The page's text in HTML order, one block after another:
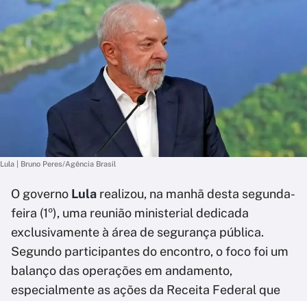
Lula | Bruno Peres/Agência Brasil
O governo Lula realizou, na manhã desta segunda-
feira (1º), uma reunião ministerial dedicada
exclusivamente à área de segurança pública.
Segundo participantes do encontro, o foco foi um
balanço das operações em andamento,
especialmente as ações da Receita Federal que